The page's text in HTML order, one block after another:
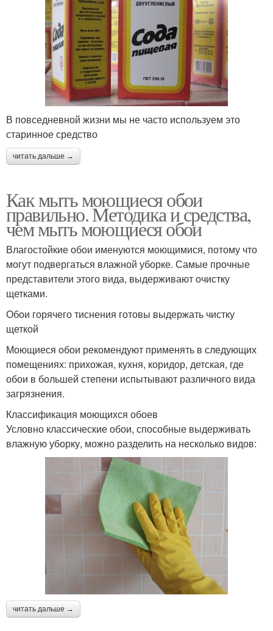
В повседневной жизни мы не часто используем это
старинное средство
читать дальше →
Как мыть моющиеся обои
правильно. Методика и средства,
чем мыть моющиеся обои
Влагостойкие обои именуются моющимися, потому что
могут подвергаться влажной уборке. Самые прочные
представители этого вида, выдерживают очистку
щетками.
Обои горячего тиснения готовы выдержать чистку
щеткой
Моющиеся обои рекомендуют применять в следующих
помещениях: прихожая, кухня, коридор, детская, где
обои в большей степени испытывают различного вида
загрязнения.
Классификация моющихся обоев
Условно классические обои, способные выдерживать
влажную уборку, можно разделить на несколько видов:
читать дальше →